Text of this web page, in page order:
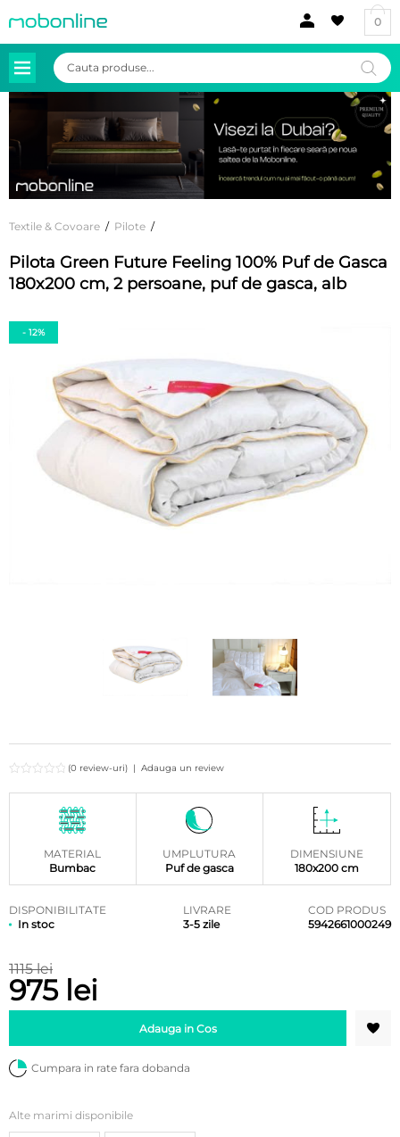
0
Products
search
Textile & Covoare / Pilote /
Pilota Green Future Feeling 100% Puf de Gasca
180x200 cm, 2 persoane, puf de gasca, alb
- 12%
(0 review-uri) | Adauga un review
MATERIAL
Bumbac
UMPLUTURA
Puf de gasca
DIMENSIUNE
180x200 cm
DISPONIBILITATE
In stoc
LIVRARE
3-5 zile
COD PRODUS
5942661000249
1115 lei
975 lei
Adauga in Cos
Cumpara in rate fara dobanda
Alte marimi disponibile